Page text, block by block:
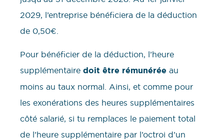
2029, l’entreprise bénéficiera de la déduction
de 0,50€.
Pour bénéficier de la déduction, l’heure
supplémentaire doit être rémunérée au
moins au taux normal. Ainsi, et comme pour
les exonérations des heures supplémentaires
côté salarié, si tu remplaces le paiement total
de l’heure supplémentaire par l’octroi d’un